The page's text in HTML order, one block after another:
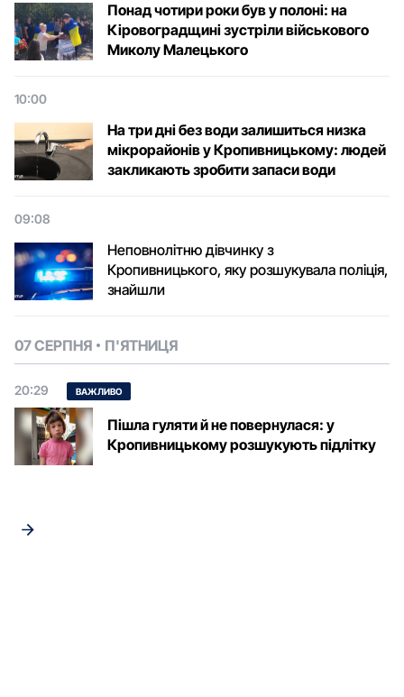
Понад чотири роки був у полоні: на
Кіровоградщині зустріли військового
Микoлу Малецькoгo
10:00
На три дні без води залишиться низка
мікрорайонів у Кропивницькому: людей
закликають зробити запаси води
09:08
Неповнолітню дівчинку з
Кропивницького, яку розшукувала поліція,
знайшли
07 СЕРПНЯ П'ЯТНИЦЯ
20:29 ВАЖЛИВО
Пішла гуляти й не повернулася: у
Кропивницькому розшукують підлітку